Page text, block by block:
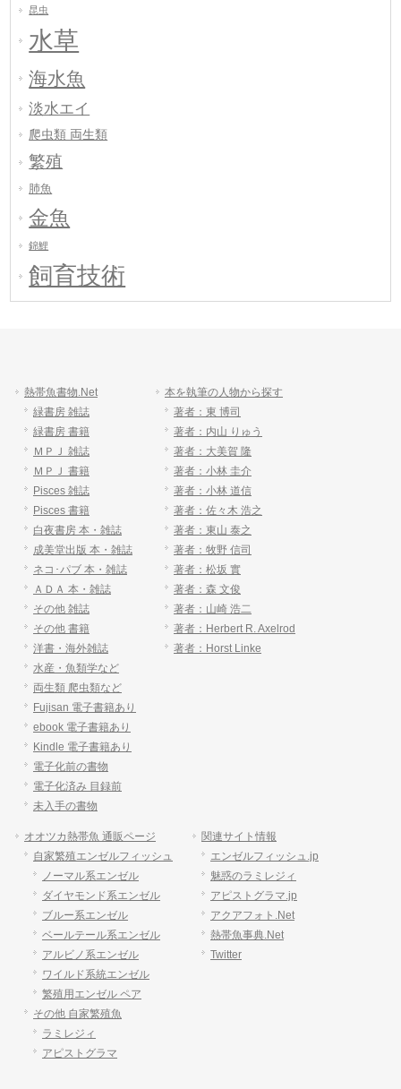
昆虫
水草
海水魚
淡水エイ
爬虫類 両生類
繁殖
肺魚
金魚
錦鯉
飼育技術
熱帯魚書物.Net
緑書房 雑誌
緑書房 書籍
ＭＰＪ 雑誌
ＭＰＪ 書籍
Pisces 雑誌
Pisces 書籍
白夜書房 本・雑誌
成美堂出版 本・雑誌
ネコ･パブ 本・雑誌
ＡＤＡ 本・雑誌
その他 雑誌
その他 書籍
洋書・海外雑誌
水産・魚類学など
両生類 爬虫類など
Fujisan 電子書籍あり
ebook 電子書籍あり
Kindle 電子書籍あり
電子化前の書物
電子化済み 目録前
未入手の書物
本を執筆の人物から探す
著者：東 博司
著者：内山 りゅう
著者：大美賀 隆
著者：小林 圭介
著者：小林 道信
著者：佐々木 浩之
著者：東山 泰之
著者：牧野 信司
著者：松坂 實
著者：森 文俊
著者：山崎 浩二
著者：Herbert R. Axelrod
著者：Horst Linke
オオツカ熱帯魚 通販ページ
自家繁殖エンゼルフィッシュ
ノーマル系エンゼル
ダイヤモンド系エンゼル
ブルー系エンゼル
ベールテール系エンゼル
アルビノ系エンゼル
ワイルド系統エンゼル
繁殖用エンゼル ペア
その他 自家繁殖魚
ラミレジィ
アピストグラマ
関連サイト情報
エンゼルフィッシュ.jp
魅惑のラミレジィ
アピストグラマ.jp
アクアフォト.Net
熱帯魚事典.Net
Twitter